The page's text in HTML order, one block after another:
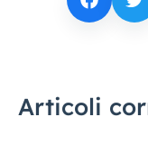
Articoli